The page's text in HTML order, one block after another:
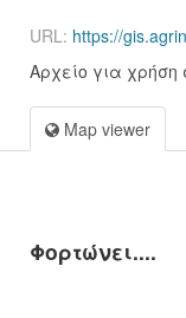
URL: https://gis.agrinio.gov.gr//geoserver/
Αρχείο για χρήση
Map viewer